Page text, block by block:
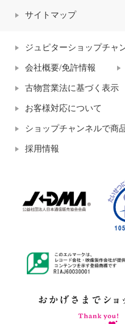
サイトマップ
ジュピターショップチャ
会社概要/免許情報
古物営業法に基づく表示
お客様対応について
ショップチャンネルで商
採用情報